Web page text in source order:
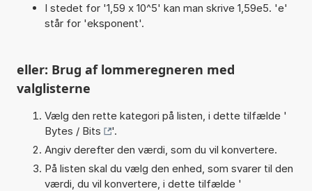
I stedet for '1,59 x 10^5' kan man skrive 1,59e5. 'e'
står for 'eksponent'.
eller: Brug af lommeregneren med
valglisterne
Vælg den rette kategori på listen, i dette tilfælde '
Bytes / Bits
'.
Angiv derefter den værdi, som du vil konvertere.
På listen skal du vælg den enhed, som svarer til den
værdi, du vil konvertere, i dette tilfælde '